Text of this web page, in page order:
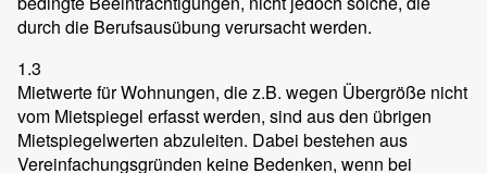
durch die Berufsausübung verursacht werden.
1.3
Mietwerte für Wohnungen, die z.B. wegen Übergröße nicht
vom Mietspiegel erfasst werden, sind aus den übrigen
Mietspiegelwerten abzuleiten. Dabei bestehen aus
Vereinfachungsgründen keine Bedenken, wenn bei